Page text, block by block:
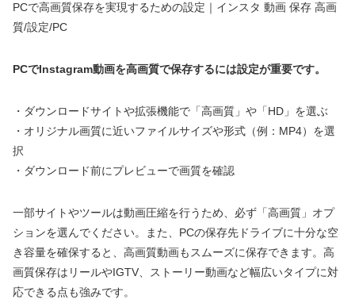
PCで高画質保存を実現するための設定｜インスタ 動画 保存 高画
質/設定/PC
PCでInstagram動画を高画質で保存するには設定が重要です。
・ダウンロードサイトや拡張機能で「高画質」や「HD」を選ぶ
・オリジナル画質に近いファイルサイズや形式（例：MP4）を選
択
・ダウンロード前にプレビューで画質を確認
一部サイトやツールは動画圧縮を行うため、必ず「高画質」オプ
ションを選んでください。また、PCの保存先ドライブに十分な空
き容量を確保すると、高画質動画もスムーズに保存できます。高
画質保存はリールやIGTV、ストーリー動画など幅広いタイプに対
応できる点も強みです。